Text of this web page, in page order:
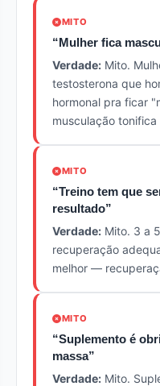
MITO
“Mulher fica
Verdade: Mito.
testosterona que
hormonal pra ficar
musculação tonifica
MITO
“Treino tem que
resultado”
Verdade: Mito. 3 a
recuperação
melhor —
MITO
“Suplemento é
massa”
Verdade: Mito.